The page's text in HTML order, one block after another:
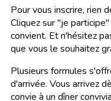
Pour vous inscrire, rien
Cliquez sur "je
convient. Et n'hésitez
que vous le souhaitez
Plusieurs formules
d'arrivée. Vous arrivez
convie à un dîner